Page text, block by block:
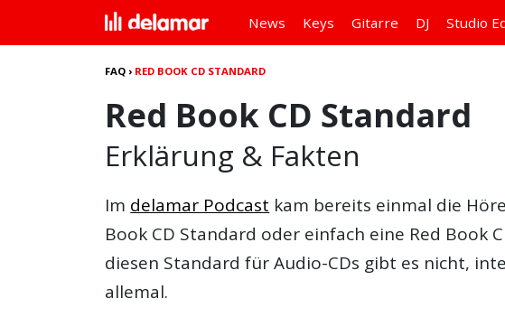
News Keys Gitarre DJ Studio
FAQ › RED BOOK CD STANDARD
Red Book CD Standard
Erklärung & Fakten
Im delamar Podcast kam bereits einmal die
Book CD Standard oder einfach eine Red Book
diesen Standard für Audio-CDs gibt es nicht,
allemal.